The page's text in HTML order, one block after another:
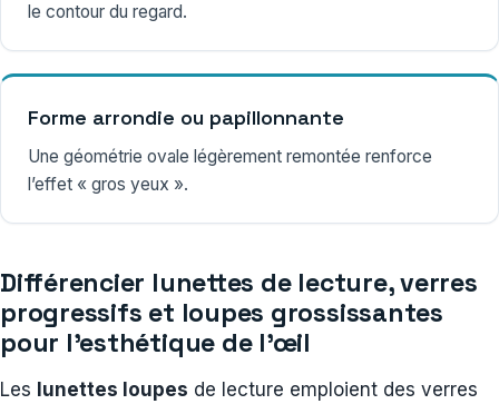
le contour du regard.
Forme arrondie ou papillonnante
Une géométrie ovale légèrement remontée renforce
l’effet « gros yeux ».
Différencier lunettes de lecture, verres
progressifs et loupes grossissantes
pour l’esthétique de l’œil
Les lunettes loupes de lecture emploient des verres